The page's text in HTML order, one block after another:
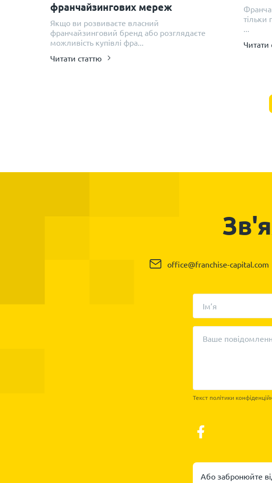
франчайзингових мереж
Якщо ви розвиваєте власний
франчайзинговий бренд або розглядаєте
можливість купівлі фра...
Читати статтю
тільки
...
Читати
office@franchise-capital.com
Ім’я
Ваше
Текст політики
Або забронюйте